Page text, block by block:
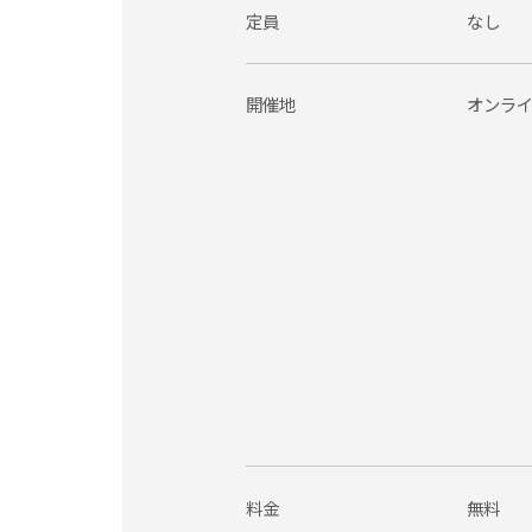
定員 なし
開催地 オンラ
料金 無料